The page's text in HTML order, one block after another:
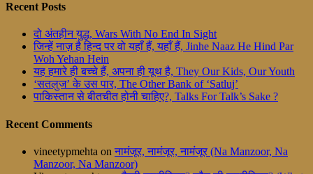
Recent Posts
दो अंतहीन युद्ध, Wars With No End In Sight
जिन्हें नाज़ है हिन्द पर वो यहाँ हैं, यहाँ हैं, Jinhe Naaz He Hind Par
Woh Yehan Hein
यह हमारे ही बच्चे हैं, अपना ही यूथ है, They Our Kids, Our Youth
‘सतलुज’ के उस पार, The Other Bank of ‘Satluj’
पाकिस्तान से बीतचीत होनी चाहिए?, Talks For Talk’s Sake ?
Recent Comments
vineetypmehta on नामंजूर, नामंजूर, नामंजूर (Na Manzoor, Na
Manzoor, Na Manzoor)